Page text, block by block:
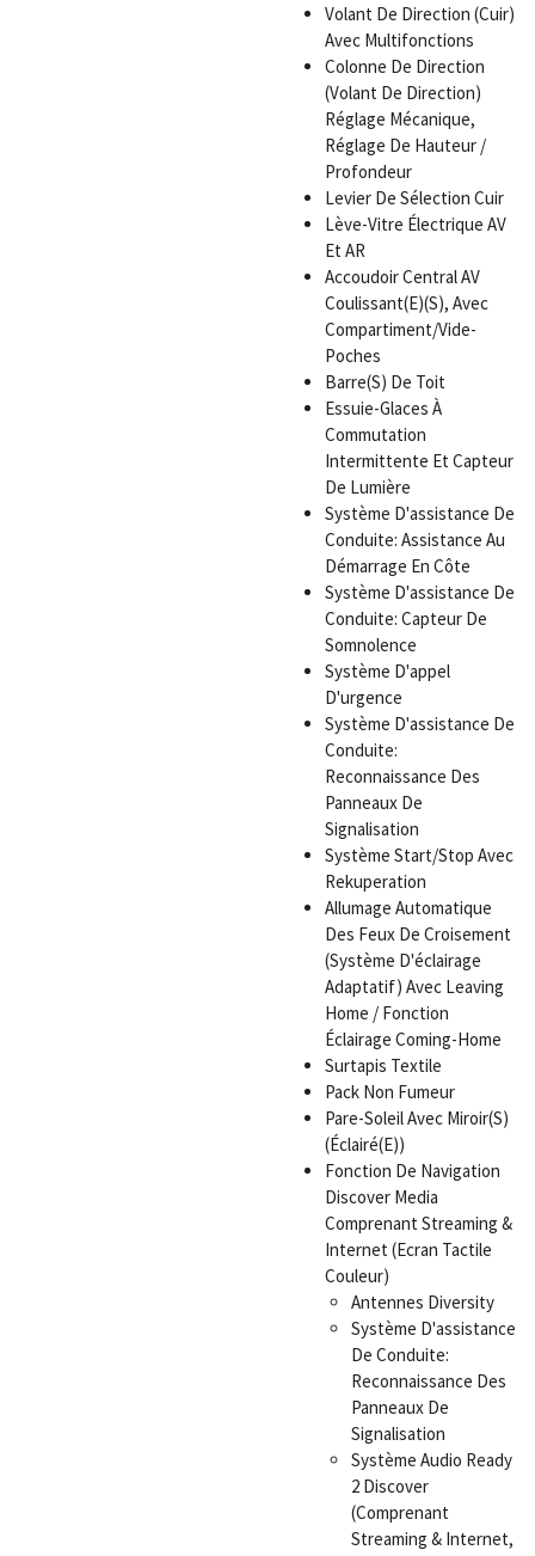
Volant De Direction (Cuir)
Avec Multifonctions
Colonne De Direction
(Volant De Direction)
Réglage Mécanique,
Réglage De Hauteur /
Profondeur
Levier De Sélection Cuir
Lève-Vitre Électrique AV
Et AR
Accoudoir Central AV
Coulissant(E)(S), Avec
Compartiment/Vide-
Poches
Barre(S) De Toit
Essuie-Glaces À
Commutation
Intermittente Et Capteur
De Lumière
Système D'assistance De
Conduite: Assistance Au
Démarrage En Côte
Système D'assistance De
Conduite: Capteur De
Somnolence
Système D'appel
D'urgence
Système D'assistance De
Conduite:
Reconnaissance Des
Panneaux De
Signalisation
Système Start/Stop Avec
Rekuperation
Allumage Automatique
Des Feux De Croisement
(Système D'éclairage
Adaptatif) Avec Leaving
Home / Fonction
Éclairage Coming-Home
Surtapis Textile
Pack Non Fumeur
Pare-Soleil Avec Miroir(S)
(Éclairé(E))
Fonction De Navigation
Discover Media
Comprenant Streaming &
Internet (Ecran Tactile
Couleur)
Antennes Diversity
Système D'assistance
De Conduite:
Reconnaissance Des
Panneaux De
Signalisation
Système Audio Ready
2 Discover
(Comprenant
Streaming & Internet,